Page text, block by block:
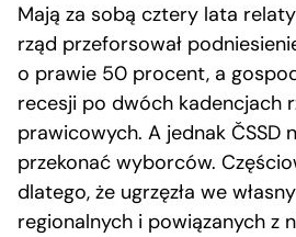
Mają za sobą cztery lata
rząd przeforsował
o prawie 50 procent, a
recesji po dwóch kadencjach
prawicowych. A jednak ČSSD
przekonać wyborców.
dlatego, że ugrzęzła we
regionalnych i powiązanych z